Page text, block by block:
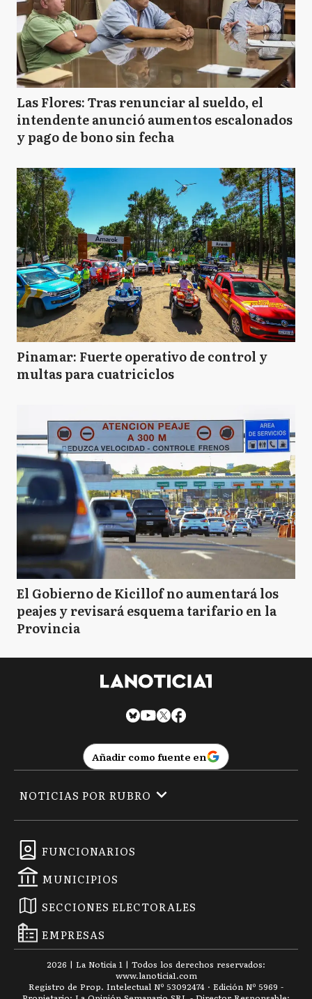
Las Flores: Tras renunciar al sueldo, el
intendente anunció aumentos escalonados
y pago de bono sin fecha
Pinamar: Fuerte operativo de control y
multas para cuatriciclos
El Gobierno de Kicillof no aumentará los
peajes y revisará esquema tarifario en la
Provincia
Añadir como fuente en
FUNCIONARIOS
MUNICIPIOS
SECCIONES ELECTORALES
EMPRESAS
NOTICIAS POR RUBRO
2026 | La Noticia 1 | Todos los derechos reservados:
www.lanoticia1.com
Registro de Prop. Intelectual Nº 53092474 · Edición Nº 5969 -